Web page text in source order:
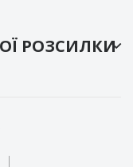
РОЗСИЛКИ